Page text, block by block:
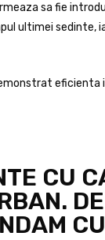
sa fie
ultimei sedinte,
eficienta
CU
DE
CU